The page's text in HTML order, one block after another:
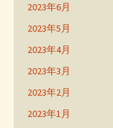
2023年6月
2023年5月
2023年4月
2023年3月
2023年2月
2023年1月